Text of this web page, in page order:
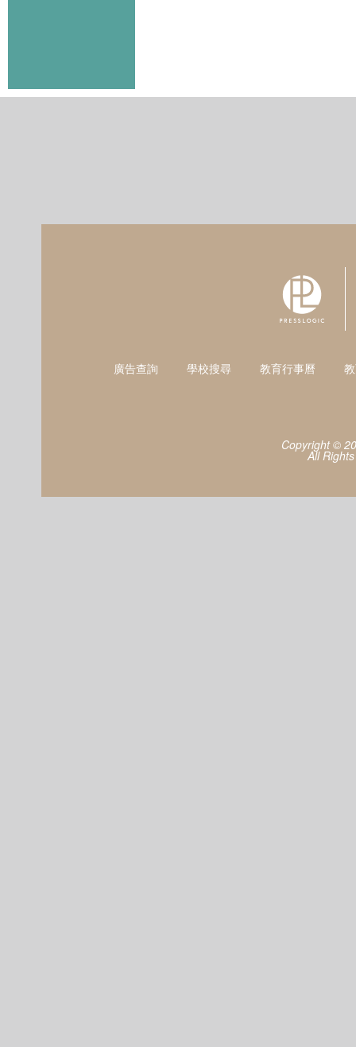
廣告查詢 學校搜尋 教育行事曆
Copyright ©
All